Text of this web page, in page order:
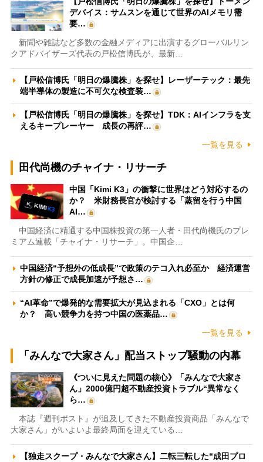
デバイス：サムスンを通じて世界のAIメモリ需
要…
新聞や雑誌など多数の金融メディアに出演するグローバルリン
クアドバイザーズ代表の戸松信博氏が、最新…
【戸松信博氏「明日の爆騰株」を探せ】レーザーテック：最先
端半導体の製造に不可欠な検査装…
【戸松信博氏「明日の爆騰株」を探せ】TDK：AIインフラを支
えるキープレーヤー 成長の再評…
一覧を見る
田代尚機のチャイナ・リサーチ
中国「Kimi K3」の衝撃に世界はどう対応するの
か？ 米財務長官が検討する「蒸留を行う中国
AI…
中国経済に精通する中国株投資の第一人者・田代尚機氏のプレ
ミアム連載「チャイナ・リサーチ」。中国企…
中国経済“予想外の低成長”で政策のテコ入れ必至か 経済運営
方針の修正で成長加速が予想さ…
“AI革命”で爆発的な需要拡大が見込まれる「CXO」とは何
か？ 高い競争力を持つ中国の医薬品…
一覧を見る
「みんなで大家さん」配当ストップ騒動の内幕
《ついに見えた問題の核心》「みんなで大家さ
ん」2000億円超不動産投資トラブル“異常なく
ら…
本誌『週刊ポスト』が追及してきた不動産投資商品「みんなで
大家さん」がいよいよ最終局面を迎えている…
【独走スクープ・みんなで大家さん】二転三転した“成田プロ